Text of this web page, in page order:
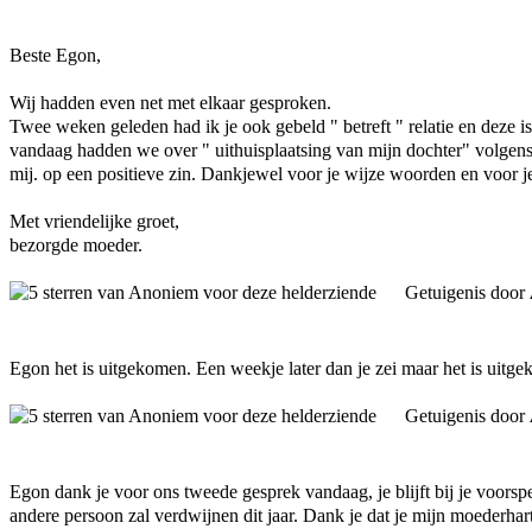
Beste Egon,
Wij hadden even net met elkaar gesproken.
Twee weken geleden had ik je ook gebeld " betreft " relatie en deze
vandaag hadden we over " uithuisplaatsing van mijn dochter"
mij. op een positieve zin. Dankjewel voor je wijze woorden en voor
Met vriendelijke groet,
bezorgde moeder.
Getuigenis door
Egon het is uitgekomen. Een weekje later dan je zei maar het is
Getuigenis door
Egon dank je voor ons tweede gesprek vandaag, je blijft bij je
andere persoon zal verdwijnen dit jaar. Dank je dat je mijn